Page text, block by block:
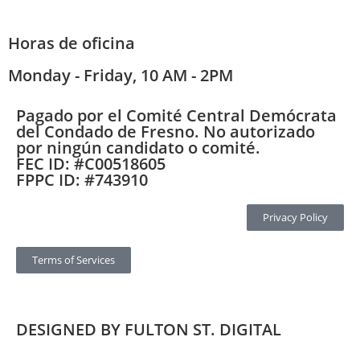
Horas de oficina
Monday - Friday, 10 AM - 2PM
Pagado por el Comité Central Demócrata
del Condado de Fresno. No autorizado
por ningún candidato o comité.
FEC ID: #C00518605
FPPC ID: #743910
Privacy Policy
Terms of Services
DESIGNED BY FULTON ST. DIGITAL